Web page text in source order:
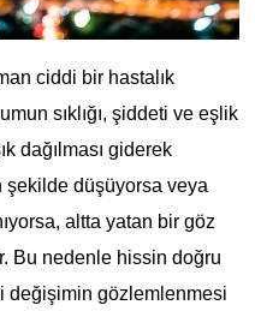
ciddi bir hastalık
sıklığı, şiddeti ve eşlik
dağılması giderek
şekilde düşüyorsa veya
altta yatan bir göz
Bu nedenle hissin doğru
değişimin gözlemlenmesi